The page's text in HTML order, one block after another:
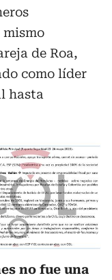
mismo
de Roa,
como líder
hasta
no fue una